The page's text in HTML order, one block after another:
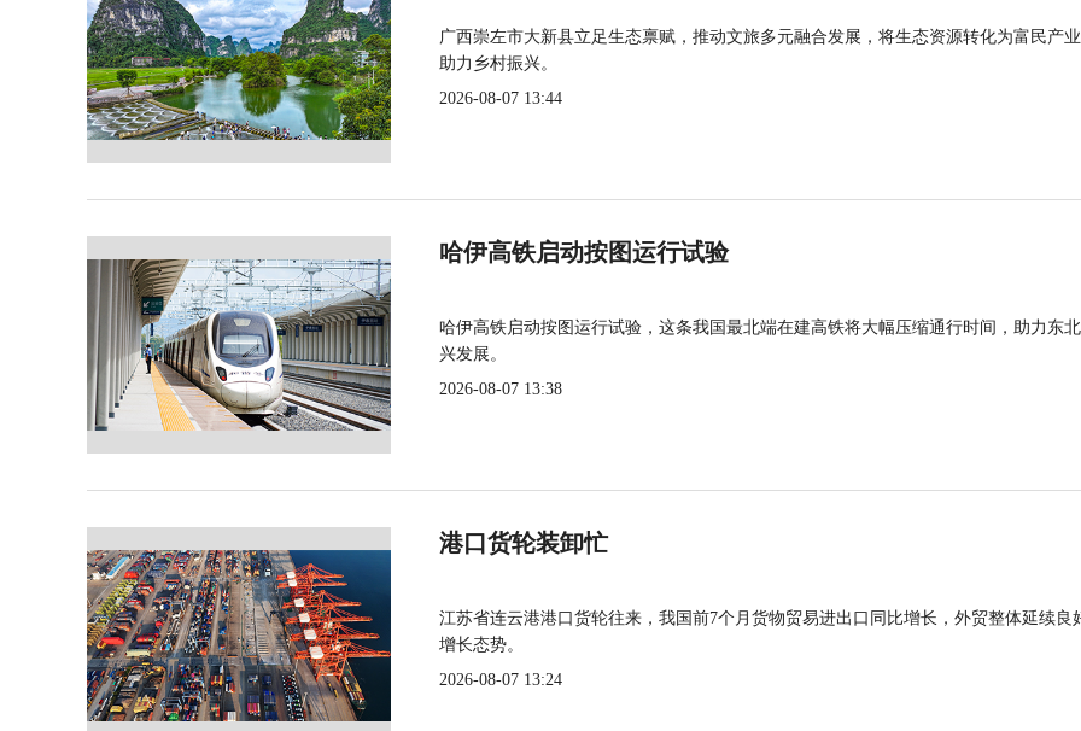
广西崇左市大新县立足生态禀赋，推动文旅多元融合发展，将生态资源转化为富民产
助力乡村振兴。
2026-08-07 13:44
哈伊高铁启动按图运行试验
哈伊高铁启动按图运行试验，这条我国最北端在建高铁将大幅压缩通行时间，助力东
兴发展。
2026-08-07 13:38
港口货轮装卸忙
江苏省连云港港口货轮往来，我国前7个月货物贸易进出口同比增长，外贸整体延续良
增长态势。
2026-08-07 13:24